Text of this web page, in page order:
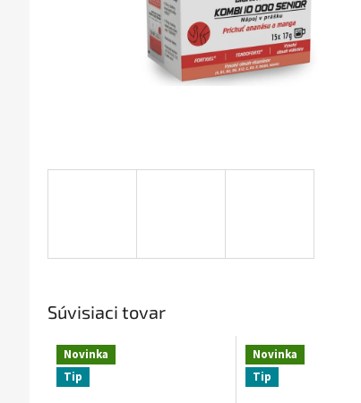
Súvisiaci tovar
Novinka
Tip
Novinka
Tip